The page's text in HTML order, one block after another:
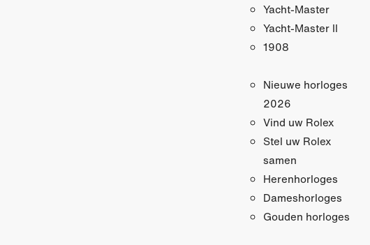
Yacht-Master
Yacht-Master II
1908
Nieuwe horloges
2026
Vind uw Rolex
Stel uw Rolex
samen
Herenhorloges
Dameshorloges
Gouden horloges